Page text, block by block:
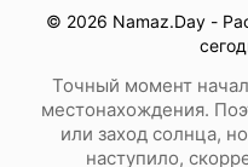
© 2026 Namaz.Day -
Точный момент
местонахождения.
или заход солнца,
наступило,